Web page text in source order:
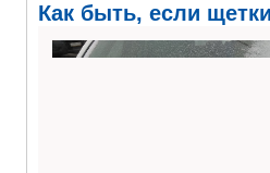
Как быть, если